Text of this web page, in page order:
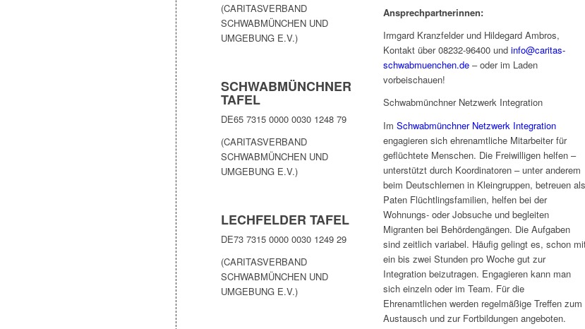
(CARITASVERBAND
SCHWABMÜNCHEN UND
UMGEBUNG E.V.)
SCHWABMÜNCHNER
TAFEL
DE65 7315 0000 0030 1248 79
(CARITASVERBAND
SCHWABMÜNCHEN UND
UMGEBUNG E.V.)
LECHFELDER TAFEL
DE73 7315 0000 0030 1249 29
(CARITASVERBAND
SCHWABMÜNCHEN UND
UMGEBUNG E.V.)
Ansprechpartnerinnen:
Irmgard Kranzfelder und Hildegard Ambros,
Kontakt über 08232-96400 und info@caritas-
schwabmuenchen.de – oder im Laden
vorbeischauen!
Schwabmünchner Netzwerk Integration
Im Schwabmünchner Netzwerk Integration
engagieren sich ehrenamtliche Mitarbeiter für
geflüchtete Menschen. Die Freiwilligen helfen –
unterstützt durch Koordinatoren – unter anderem
beim Deutschlernen in Kleingruppen, betreuen als
Paten Flüchtlingsfamilien, helfen bei der
Wohnungs- oder Jobsuche und begleiten
Migranten bei Behördengängen. Die Aufgaben
sind zeitlich variabel. Häufig gelingt es, schon
ein bis zwei Stunden pro Woche gut zur
Integration beizutragen. Engagieren kann man
sich einzeln oder im Team. Für die
Ehrenamtlichen werden regelmäßige Treffen zum
Austausch und zur Fortbildungen angeboten.